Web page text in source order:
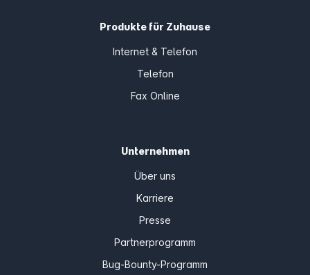
Produkte für Zuhause
Internet & Telefon
Telefon
Fax Online
Unternehmen
Über uns
Karriere
Presse
Partnerprogramm
Bug-Bounty-Programm